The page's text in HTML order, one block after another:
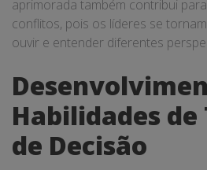
aprimorada também contribui
conflitos, pois os líderes se
ouvir e entender diferentes
Habilidades de
de Decisão